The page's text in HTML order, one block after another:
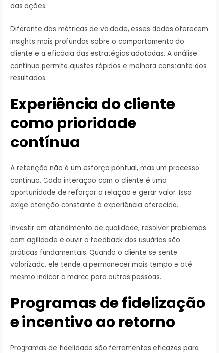
das ações.
Diferente das métricas de vaidade, esses dados oferecem
insights mais profundos sobre o comportamento do
cliente e a eficácia das estratégias adotadas. A análise
contínua permite ajustes rápidos e melhora constante dos
resultados.
Experiência do cliente
como prioridade
contínua
A retenção não é um esforço pontual, mas um processo
contínuo. Cada interação com o cliente é uma
oportunidade de reforçar a relação e gerar valor. Isso
exige atenção constante à experiência oferecida.
Investir em atendimento de qualidade, resolver problemas
com agilidade e ouvir o feedback dos usuários são
práticas fundamentais. Quando o cliente se sente
valorizado, ele tende a permanecer mais tempo e até
mesmo indicar a marca para outras pessoas.
Programas de fidelização
e incentivo ao retorno
Programas de fidelidade são ferramentas eficazes para